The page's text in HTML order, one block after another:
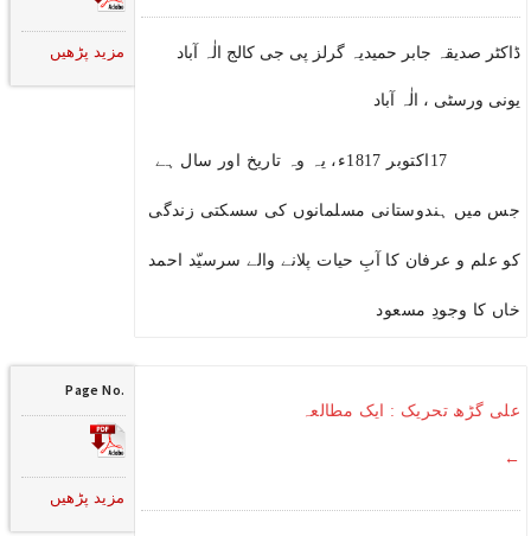
ڈاکٹر صدیقہ جابر حمیدیہ گرلز پی جی کالج الٰہ آباد
یونی ورسٹی ، الٰہ آباد
17اکتوبر 1817ء، یہ وہ تاریخ اور سال ہے
جس میں ہندوستانی مسلمانوں کی سسکتی زندگی
کو علم و عرفان کا آبِ حیات پلانے والے سرسیّد احمد
خاں کا وجودِ مسعود
مزید پڑھیں
علی گڑھ تحریک : ایک مطالعہ
←
Page No.
مزید پڑھیں